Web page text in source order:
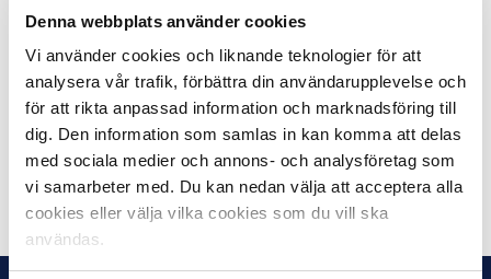
Denna webbplats använder cookies
Vi använder cookies och liknande teknologier för att
analysera vår trafik, förbättra din användarupplevelse och
för att rikta anpassad information och marknadsföring till
dig. Den information som samlas in kan komma att delas
med sociala medier och annons- och analysföretag som
vi samarbeter med. Du kan nedan välja att acceptera alla
cookies eller välja vilka cookies som du vill ska
användas.
som gjort betydande insatser för en positiv
supporterkultur. Den verksamhet som pristagaren
arbetat med ska ge inspiration till andra, den ska ta
hänsyn till ett jämställdhetsperspektiv, vara
framåtsyftande och nyskapande.
Dela på Facebook Dela på Twitter